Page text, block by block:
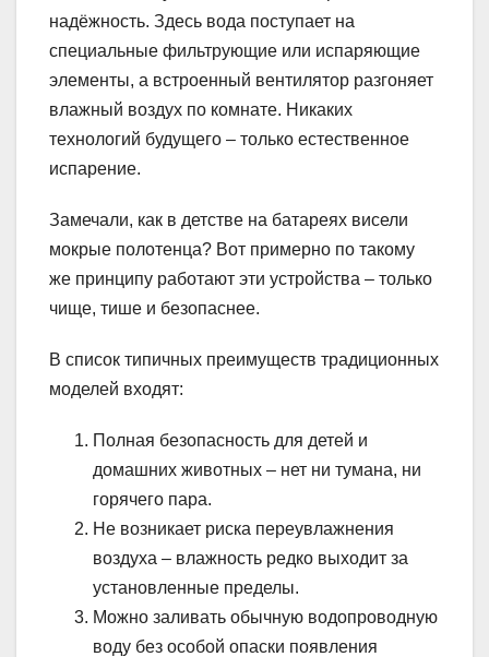
надёжность. Здесь вода поступает на
специальные фильтрующие или испаряющие
элементы, а встроенный вентилятор разгоняет
влажный воздух по комнате. Никаких
технологий будущего – только естественное
испарение.
Замечали, как в детстве на батареях висели
мокрые полотенца? Вот примерно по такому
же принципу работают эти устройства – только
чище, тише и безопаснее.
В список типичных преимуществ традиционных
моделей входят:
Полная безопасность для детей и
домашних животных – нет ни тумана, ни
горячего пара.
Не возникает риска переувлажнения
воздуха – влажность редко выходит за
установленные пределы.
Можно заливать обычную водопроводную
воду без особой опаски появления